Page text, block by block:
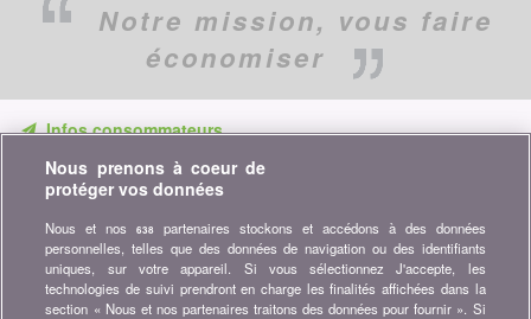
Notre mission, vous faire
économiser
Infos consommateurs
Ne ratez aucune occasion d'économiser. Recevez nos
comparatifs, conseils et astuces dans les domaines tels que
l'assurance, la finance, produits de consommation et bien plus...
Abonnez-vous à la newsletter
Rejoignez la communauté
Nous prenons à coeur de
protéger vos données
Nous et nos638
partenaires stockons et accédons à des données
personnelles, telles que des données de navigation ou des identifiants
uniques, sur votre appareil. Si vous sélectionnez J'accepte, les
technologies de suivi prendront en charge les finalités affichées dans la
section « Nous et nos partenaires traitons des données pour fournir ». Si